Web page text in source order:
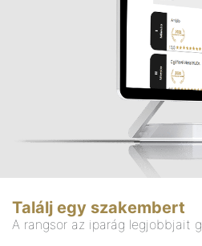
Találj egy szakembert
A rangsor az iparág legjobbjait